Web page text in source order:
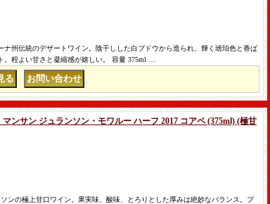
ナ州伝統のデザートワイン。陰干しした白ブドウから造られ、輝く琥珀色と香ば
。程よい甘さと凝縮感が嬉しい。 容量 375ml …
ンサン ジュランソン・モワルー ハーフ 2017 コアペ (375ml) (極甘
ンの極上甘口ワイン。果実味、酸味、とろりとした厚みは絶妙なバランス。プ